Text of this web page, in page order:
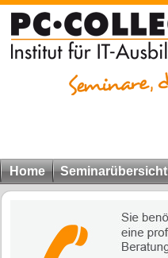
Home Seminarübersicht